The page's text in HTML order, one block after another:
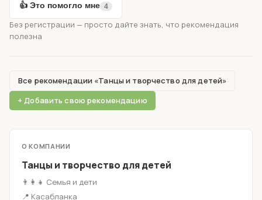
👍 Это помогло мне 4
Без регистрации — просто дайте знать, что рекомендация
полезна
Все рекомендации «Танцы и творчество для детей»
+ Добавить свою рекомендацию
О КОМПАНИИ
Танцы и творчество для детей
👨‍👩‍👧 Семья и дети
📍 Касабланка